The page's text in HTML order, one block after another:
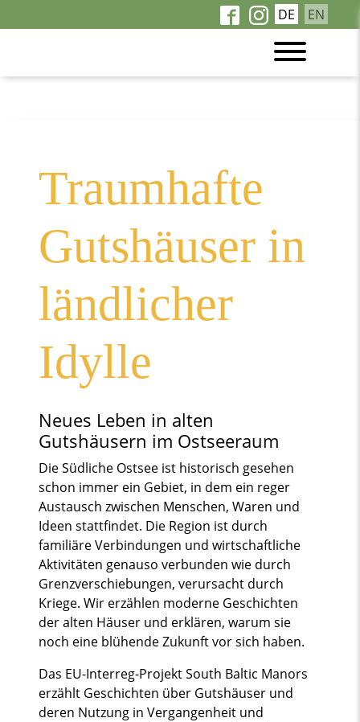
DE EN
Ausflugsziele im Land
Traumhafte
Gutshäuser in
ländlicher
Idylle
Neues Leben in alten
Gutshäusern im Ostseeraum
Die Südliche Ostsee ist historisch gesehen
schon immer ein Gebiet, in dem ein reger
Austausch zwischen Menschen, Waren und
Ideen stattfindet. Die Region ist durch
familiäre Verbindungen und wirtschaftliche
Aktivitäten genauso verbunden wie durch
Grenzverschiebungen, verursacht durch
Kriege. Wir erzählen moderne Geschichten
der alten Häuser und erklären, warum sie
noch eine blühende Zukunft vor sich haben.
Das EU-Interreg-Projekt South Baltic Manors
erzählt Geschichten über Gutshäuser und
deren Nutzung in Vergangenheit und